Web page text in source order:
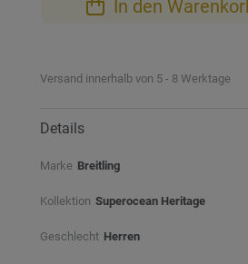
springen
In den
Versand innerhalb von 5 - 8 Werktage
Details
Marke Breitling
Kollektion Superocean Heritage
Geschlecht Herren